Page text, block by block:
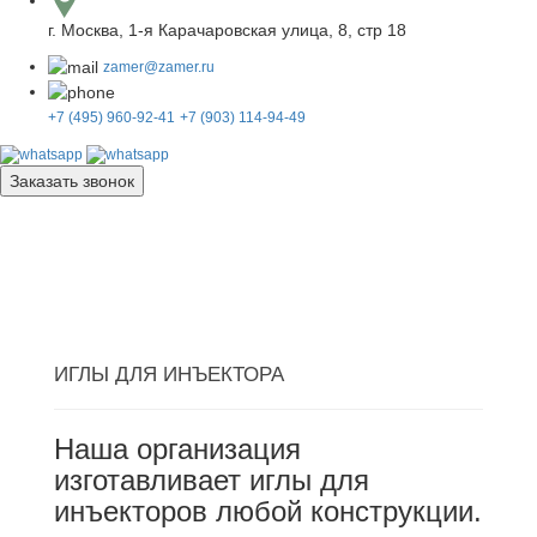
г. Москва, 1-я Карачаровская улица, 8, стр 18
zamer@zamer.ru
+7 (495) 960-92-41 +7 (903) 114-94-49
Заказать звонок
ИГЛЫ ДЛЯ ИНЪЕКТОРА
Наша организация
изготавливает иглы для
инъекторов любой конструкции.